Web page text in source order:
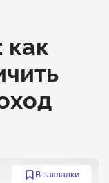
как
В закладки